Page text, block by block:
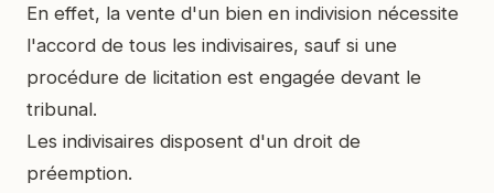
En effet, la vente d'un bien en indivision nécessite
l'accord de tous les indivisaires, sauf si une
procédure de licitation est engagée devant le
tribunal.
Les indivisaires disposent d'un droit de
préemption.